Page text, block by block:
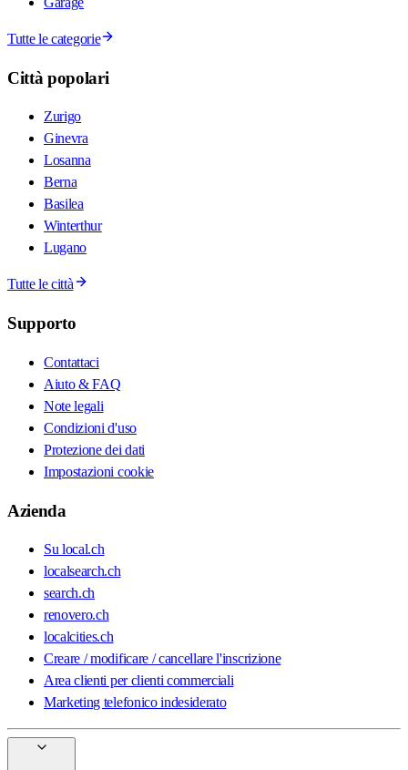
Tutte le categorie
Città popolari
Zurigo
Ginevra
Losanna
Berna
Basilea
Winterthur
Lugano
Tutte le città
Supporto
Contattaci
Aiuto & FAQ
Note legali
Condizioni d'uso
Protezione dei dati
Impostazioni cookie
Azienda
Su local.ch
localsearch.ch
search.ch
renovero.ch
localcities.ch
Creare / modificare / cancellare l'inscrizione
Area clienti per clienti commerciali
Marketing telefonico indesiderato